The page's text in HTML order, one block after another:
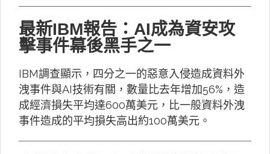
最新IBM報告：AI成為資安攻
擊事件幕後黑手之一
IBM調查顯示，四分之一的惡意入侵造成資料外
洩事件與AI技術有關，數量比去年增加56%，造
成經濟損失平均達600萬美元，比一般資料外洩
事件造成的平均損失高出約100萬美元。